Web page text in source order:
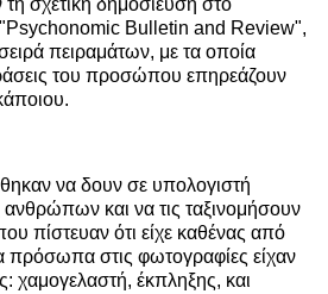
σχετική δημοσίευση στο
"Psychonomic Bulletin and Review",
πειραμάτων, με τα οποία
του προσώπου επηρεάζουν
να δουν σε υπολογιστή
και να τις ταξινομήσουν
πίστευαν ότι είχε καθένας από
πρόσωπα στις φωτογραφίες είχαν
χαμογελαστή, έκπληξης, και